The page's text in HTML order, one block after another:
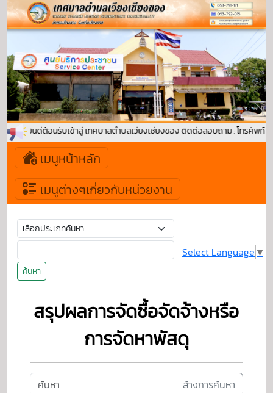
ยินดีต้อนรับเข้าสู่ เทศบาลตำบลเวียงเชียงของ ติดต่อสอบถาม : โทรศัพท์ :
เมนูหน้าหลัก
เมนูต่างๆเกี่ยวกับหน่วยงาน
ค้นหา
Select Language ▼
สรุปผลการจัดซื้อจัดจ้างหรือ
การจัดหาพัสดุ
ล้างการค้นหา